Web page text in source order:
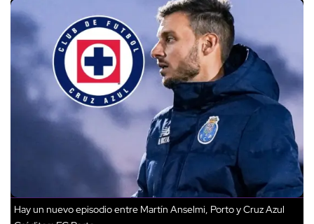
Hay un nuevo episodio entre Martín Anselmi, Porto y Cruz Azul